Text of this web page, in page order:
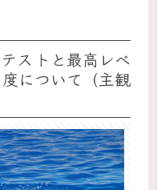
ストと最高レベ
について（主観